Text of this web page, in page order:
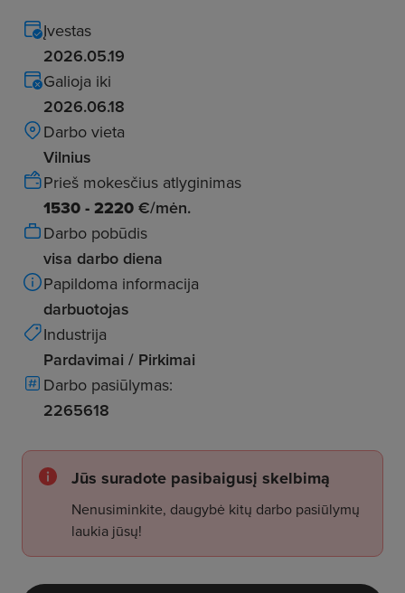
Įvestas
2026.05.19
Galioja iki
2026.06.18
Darbo vieta
Vilnius
Prieš mokesčius atlyginimas
1530 - 2220 €/mėn.
Darbo pobūdis
visa darbo diena
Papildoma informacija
darbuotojas
Industrija
Pardavimai / Pirkimai
Darbo pasiūlymas:
2265618
Jūs suradote pasibaigusį skelbimą
Nenusiminkite, daugybė kitų darbo pasiūlymų
laukia jūsų!